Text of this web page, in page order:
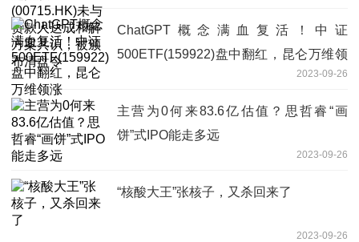
ChatGPT概念满血复活！中证
500ETF(159922)盘中翻红，昆仑万维领
2023-09-26
主营为0何来83.6亿估值？思哲睿“画
饼”式IPO能走多远
2023-09-26
“核酸大王”张核子，又杀回来了
2023-09-26